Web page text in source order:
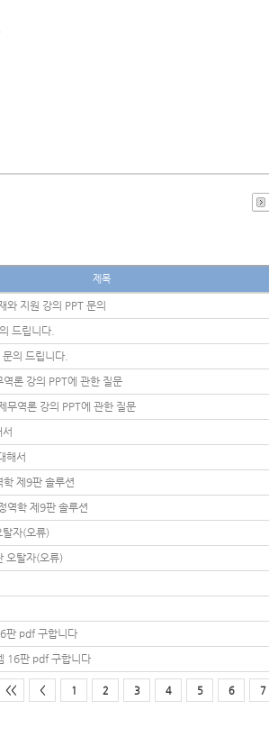
제목
와 지원 강의 PPT 문의
드립니다.
의 드립니다.
론 강의 PPT에 관한 질문
무역론 강의 PPT에 관한 질문
해서
학 제9판 솔루션
역학 제9판 솔루션
자(오류)
오탈자(오류)
판 pdf 구합니다
16판 pdf 구합니다
<< < 1 2 3 4 5 6 7